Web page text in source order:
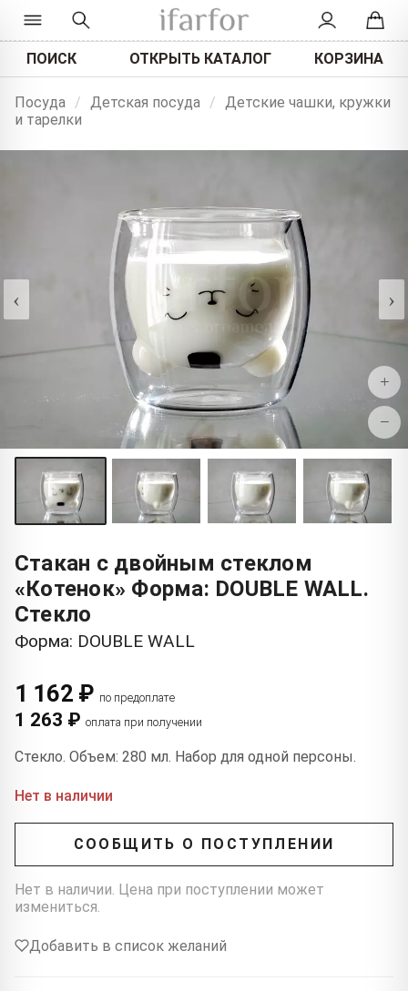
ПОИСК ОТКРЫТЬ КАТАЛОГ КОРЗИНА
Посуда / Детская посуда / Детские чашки, кружки
и тарелки
‹ ›
+
−
Стакан с двойным стеклом
«Котенок» Форма: DOUBLE WALL.
Стекло
Форма: DOUBLE WALL
1 162 ₽ по предоплате
1 263 ₽ оплата при получении
Стекло. Объем: 280 мл. Набор для одной персоны.
Нет в наличии
СООБЩИТЬ О ПОСТУПЛЕНИИ
Нет в наличии. Цена при поступлении может
измениться.
Добавить в список желаний